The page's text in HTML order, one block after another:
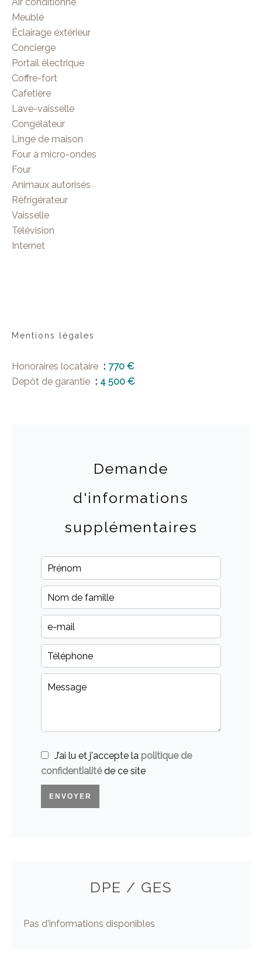
Meublé
Éclairage extérieur
Concierge
Portail électrique
Coffre-fort
Cafetière
Lave-vaisselle
Congélateur
Linge de maison
Four à micro-ondes
Four
Animaux autorisés
Réfrigérateur
Vaisselle
Télévision
Internet
Mentions légales
Honoraires locataire
770 €
Dépôt de garantie
4 500 €
Demande
d'informations
supplémentaires
J’ai lu et j'accepte la politique de
confidentialitéde ce site
ENVOYER
DPE / GES
Pas d'informations disponibles